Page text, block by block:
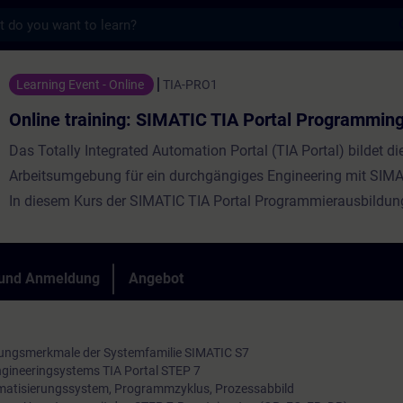
SIMATIC TIA Portal Programming 1 -
Learning Event - Online TIA-PRO1
Online training: SIMATIC TIA Portal
Das Totally Integrated Automation Portal (TIA Portal) bildet
Arbeitsumgebung für ein durchgängiges Engineering mit
In diesem Kurs der SIMATIC TIA Portal
Parametrierung der Hardware und die Grundlagen der
Programmierung. Außerdem lernen Sie ein PROFINET IO
Anmeldung Angebot
der Systemfamilie SIMATIC S7
TIA Portal STEP 7
Programmzyklus, Prozessabbild